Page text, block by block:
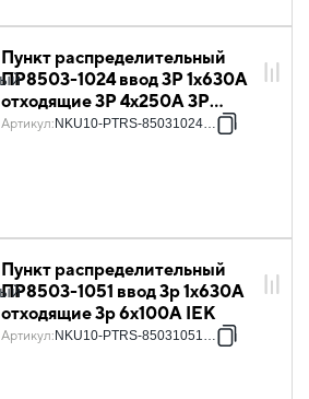
Пункт распределительный
ПР8503-1024 ввод 3Р 1х630А
отходящие 3Р 4х250А 3Р
2х100А IEK
Артикул: NKU10-PTRS-85031024-01
Пункт распределительный
ПР8503-1051 ввод 3p 1х630А
отходящие 3p 6х100А IEK
Артикул: NKU10-PTRS-85031051-01